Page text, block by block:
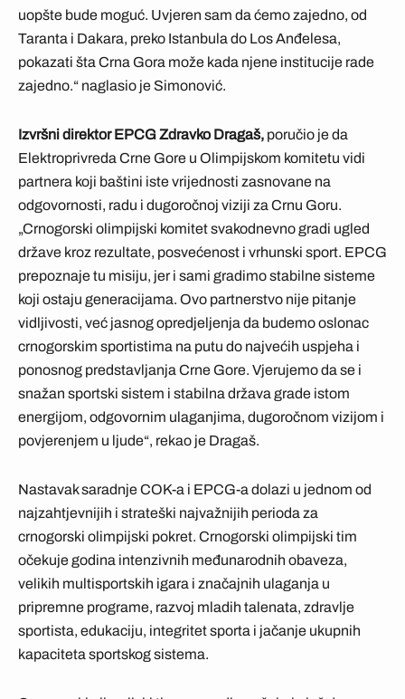
uopšte bude moguć. Uvjeren sam da ćemo zajedno, od
Taranta i Dakara, preko Istanbula do Los Anđelesa,
pokazati šta Crna Gora može kada njene institucije rade
zajedno.“ naglasio je Simonović.
Izvršni direktor EPCG Zdravko Dragaš, poručio je da
Elektroprivreda Crne Gore u Olimpijskom komitetu vidi
partnera koji baštini iste vrijednosti zasnovane na
odgovornosti, radu i dugoročnoj viziji za Crnu Goru.
„Crnogorski olimpijski komitet svakodnevno gradi ugled
države kroz rezultate, posvećenost i vrhunski sport. EPCG
prepoznaje tu misiju, jer i sami gradimo stabilne sisteme
koji ostaju generacijama. Ovo partnerstvo nije pitanje
vidljivosti, već jasnog opredjeljenja da budemo oslonac
crnogorskim sportistima na putu do najvećih uspjeha i
ponosnog predstavljanja Crne Gore. Vjerujemo da se i
snažan sportski sistem i stabilna država grade istom
energijom, odgovornim ulaganjima, dugoročnom vizijom i
povjerenjem u ljude“, rekao je Dragaš.
Nastavak saradnje COK-a i EPCG-a dolazi u jednom od
najzahtjevnijih i strateški najvažnijih perioda za
crnogorski olimpijski pokret. Crnogorski olimpijski tim
očekuje godina intenzivnih međunarodnih obaveza,
velikih multisportskih igara i značajnih ulaganja u
pripremne programe, razvoj mladih talenata, zdravlje
sportista, edukaciju, integritet sporta i jačanje ukupnih
kapaciteta sportskog sistema.